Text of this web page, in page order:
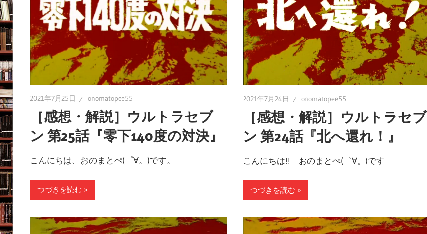
2021年7月25日 onomatopee55
［感想・解説］ウルトラセブ
ン 第25話『零下140度の対決』
こんにちは、おのまとぺ(゜∀。)です。
つづきを読む
2021年7月24日 onomatopee55
［感想・解説］ウルトラセブ
ン 第24話『北へ還れ！』
こんにちは!! おのまとぺ(゜∀。)です
つづきを読む